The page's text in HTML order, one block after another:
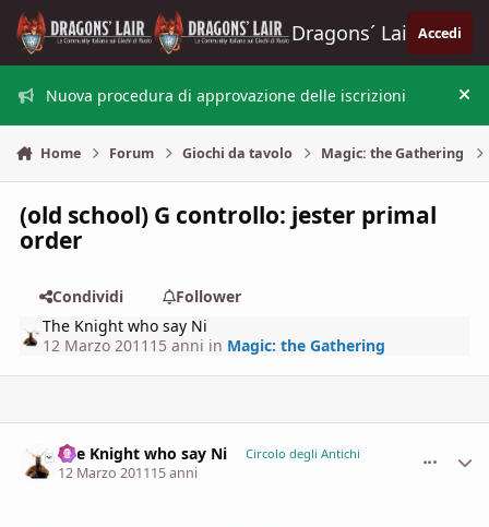
Vai al contenuto
Dragons´ Lair Accedi
Nuova procedura di approvazione delle iscrizioni
Home Forum Giochi da tavolo Magic: the Gathering
(old school) G controllo: jester primal
order
Condividi
Follower
The Knight who say Ni
12 Marzo 2011 15 anni in Magic: the Gathering
The Knight who say Ni Circolo degli Antichi
12 Marzo 201115 anni